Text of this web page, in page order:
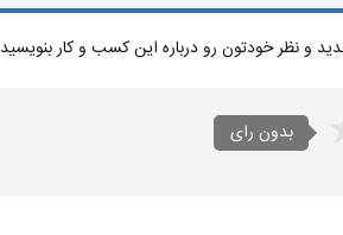
و نظر خودتون رو درباره این کسب و کار بنویسید
بدون رای